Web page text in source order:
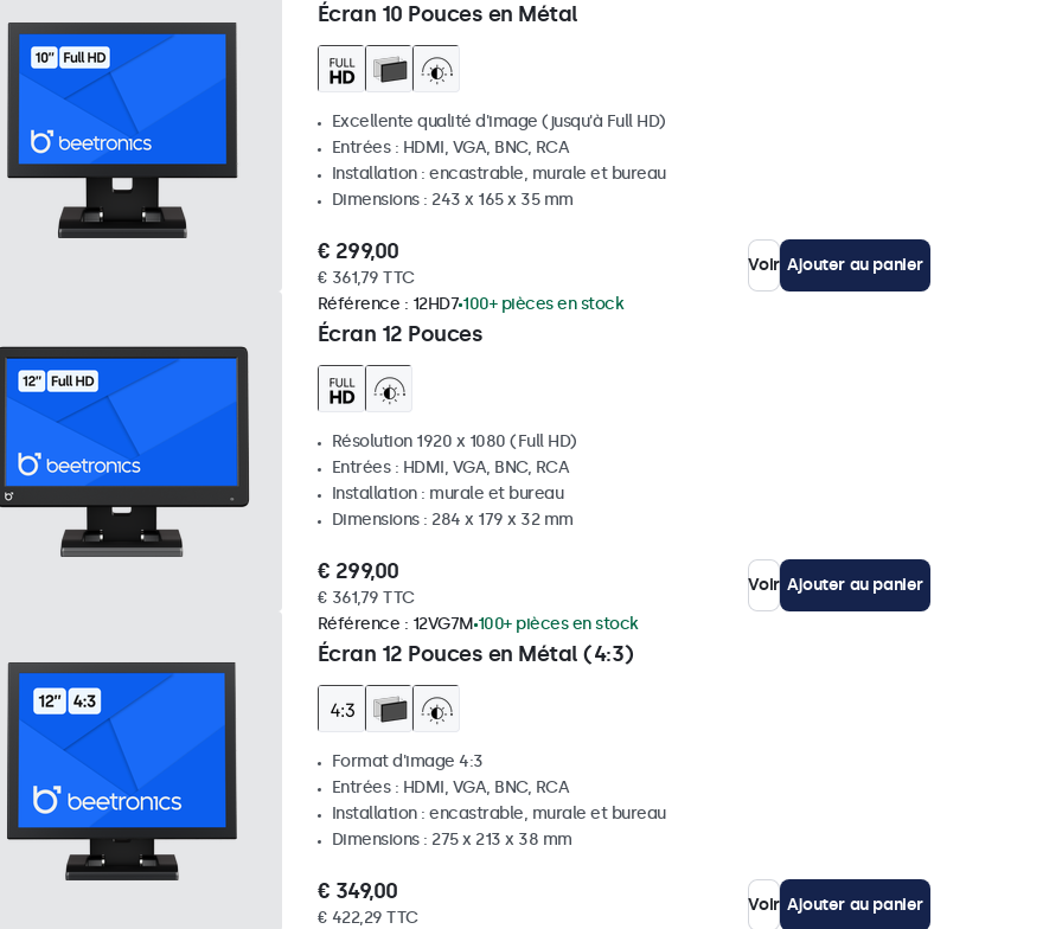
Écran 10 Pouces en Métal
Excellente qualité d'image (jusqu'à Full HD)
Entrées : HDMI, VGA, BNC, RCA
Installation : encastrable, murale et bureau
Dimensions : 243 x 165 x 35 mm
€ 299,00
€ 361,79 TTC
Voir Ajouter au panier
Écran 12 Pouces
Référence : 12HD7 100+ pièces en stock
Résolution 1920 x 1080 (Full HD)
Entrées : HDMI, VGA, BNC, RCA
Installation : murale et bureau
Dimensions : 284 x 179 x 32 mm
€ 299,00
€ 361,79 TTC
Voir Ajouter au panier
Écran 12 Pouces en Métal (4:3)
Référence : 12VG7M 100+ pièces en stock
Format d'image 4:3
Entrées : HDMI, VGA, BNC, RCA
Installation : encastrable, murale et bureau
Dimensions : 275 x 213 x 38 mm
€ 349,00
€ 422,29 TTC
Voir Ajouter au panier